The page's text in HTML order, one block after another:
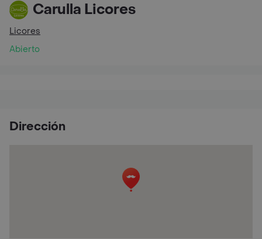
Carulla Licores
Licores
Abierto
Dirección